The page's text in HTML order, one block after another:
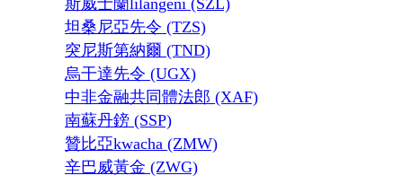
斯威士蘭lilangeni (SZL)
坦桑尼亞先令 (TZS)
突尼斯第納爾 (TND)
烏干達先令 (UGX)
中非金融共同體法郎 (XAF)
南蘇丹鎊 (SSP)
贊比亞kwacha (ZMW)
辛巴威黃金 (ZWG)